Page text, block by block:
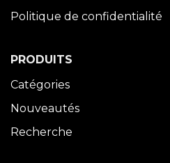
Politique de confidentialité
PRODUITS
Catégories
Nouveautés
Recherche